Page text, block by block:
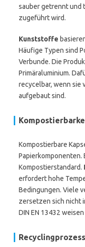
sauber getrennt und
zugeführt wird.
Kunststoffe
Häufige Typen sind
Verbunde. Die
Primäraluminium.
recycelbar, wenn
aufgebaut sind.
Kompostierbare
Papierkomponenten.
Kompostierstandard.
erfordert hohe
Bedingungen. Viele
zersetzen sich nicht
DIN EN 13432